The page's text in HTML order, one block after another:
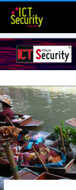
Salta
contenuto